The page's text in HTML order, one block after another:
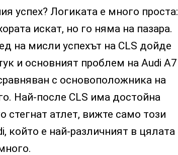
успех? Логиката е много проста:
искат, но го няма на пазара.
на мисли успехът на CLS дойде
и основният проблем на Audi A7
с основоположника на
Най-после CLS има достойна
стегнат атлет, вижте само този
който е най-различният в цялата